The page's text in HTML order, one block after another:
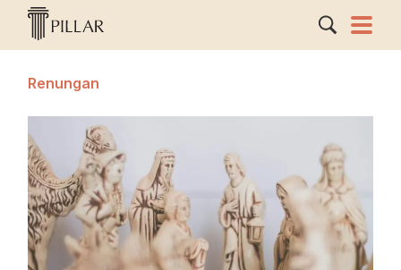
Renungan